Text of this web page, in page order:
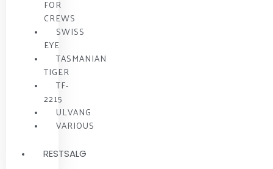
FOR
CREWS
SWISS
EYE
TASMANIAN
TIGER
TF-
2215
ULVANG
VARIOUS
RESTSALG